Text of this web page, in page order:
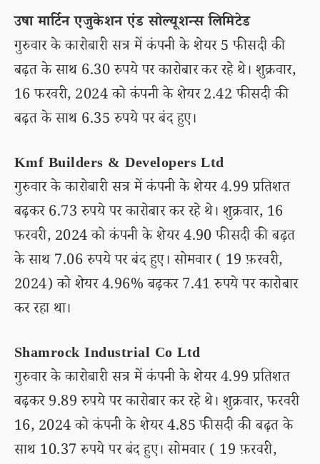
उषा मार्टिन एजुकेशन एंड सोल्यूशन्स लिमिटेड
गुरुवार के कारोबारी सत्र में कंपनी के शेयर 5 फीसदी की
बढ़त के साथ 6.30 रुपये पर कारोबार कर रहे थे। शुक्रवार,
16 फरवरी, 2024 को कंपनी के शेयर 2.42 फीसदी की
बढ़त के साथ 6.35 रुपये पर बंद हुए।
Kmf Builders & Developers Ltd
गुरुवार के कारोबारी सत्र में कंपनी के शेयर 4.99 प्रतिशत
बढ़कर 6.73 रुपये पर कारोबार कर रहे थे। शुक्रवार, 16
फरवरी, 2024 को कंपनी के शेयर 4.90 फीसदी की बढ़त
के साथ 7.06 रुपये पर बंद हुए। सोमवार ( 19 फ़रवरी,
2024) को शेयर 4.96% बढ़कर 7.41 रुपये पर कारोबार
कर रहा था।
Shamrock Industrial Co Ltd
गुरुवार के कारोबारी सत्र में कंपनी के शेयर 4.99 प्रतिशत
बढ़कर 9.89 रुपये पर कारोबार कर रहे थे। शुक्रवार, फरवरी
16, 2024 को कंपनी के शेयर 4.85 फीसदी की बढ़त के
साथ 10.37 रुपये पर बंद हुए। सोमवार ( 19 फ़रवरी,